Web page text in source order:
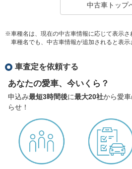
中古車トップ
※車種名は、現在の中古車情報に応じて表示
車種名でも、中古車情報が追加されると表示
車査定を依頼する
あなたの愛車、今いくら？
申込み最短3時間後に最大20社から愛
らせ！